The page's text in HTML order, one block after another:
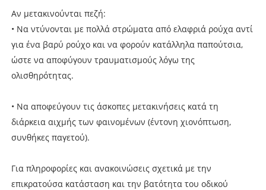
Αν μετακινούνται πεζή:
• Να ντύνονται με πολλά στρώματα από ελαφριά ρούχα αντί
για ένα βαρύ ρούχο και να φορούν κατάλληλα παπούτσια,
ώστε να αποφύγουν τραυματισμούς λόγω της
ολισθηρότητας.
• Να αποφεύγουν τις άσκοπες μετακινήσεις κατά τη
διάρκεια αιχμής των φαινομένων (έντονη χιονόπτωση,
συνθήκες παγετού).
Για πληροφορίες και ανακοινώσεις σχετικά με την
επικρατούσα κατάσταση και την βατότητα του οδικού